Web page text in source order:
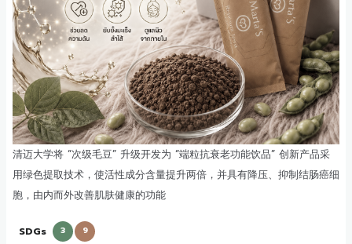
清迈大学将 “次级毛豆” 升级开发为 “端粒抗衰老功能饮品” 创新产品采
用绿色提取技术，使活性成分含量提升两倍，并具有降压、抑制结肠癌细
胞，由内而外改善肌肤健康的功能
SDGs 3 9